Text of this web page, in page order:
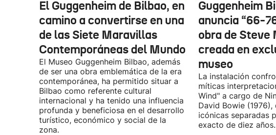
El Guggenheim de Bilbao, en
camino a convertirse en una
de las Siete Maravillas
Contemporáneas del Mundo
El Museo Guggenheim Bilbao, además
de ser una obra emblemática de la era
contemporánea, ha permitido situar a
Bilbao como referente cultural
internacional y ha tenido una influencia
profunda y beneficiosa en el desarrollo
turístico, económico y social de la
zona.
Guggenheim
anuncia “66-
obra de Steve
creada en
museo
La instalación
míticas
Wind" a cargo de
David Bowie (1976),
icónicas separadas
exacto de diez años.